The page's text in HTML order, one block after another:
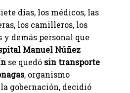
días, los médicos, las
los camilleros, los
y demás personal que
Manuel Núñez
se quedó sin transporte
, organismo
gobernación, decidió